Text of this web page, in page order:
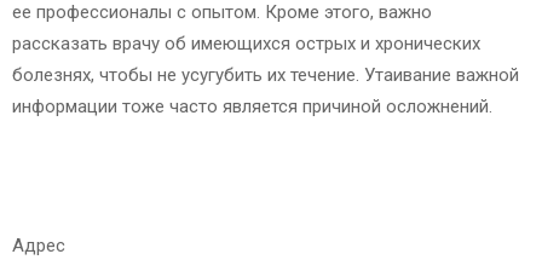
ее профессионалы с опытом. Кроме этого, важно
рассказать врачу об имеющихся острых и хронических
болезнях, чтобы не усугубить их течение. Утаивание важной
информации тоже часто является причиной осложнений.
Адрес